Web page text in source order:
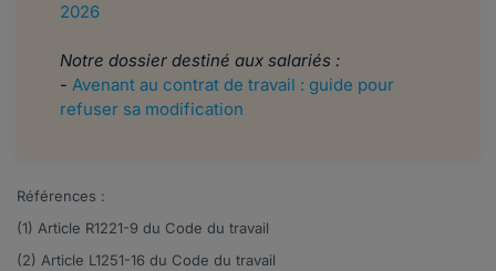
2026
Notre dossier destiné aux salariés :
- Avenant au contrat de travail : guide pour
refuser sa modification
Références :
(1) Article R1221-9 du Code du travail
(2) Article L1251-16 du Code du travail